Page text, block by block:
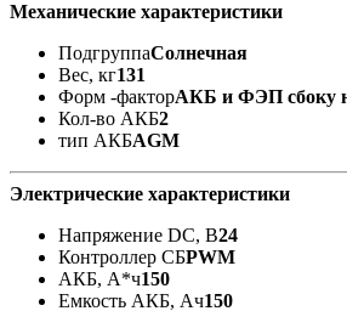
Механические характеристики
ПодгруппаСолнечная
Вес, кг131
Форм -факторАКБ и ФЭП сбоку
Кол-во АКБ2
тип АКБAGM
Электрические характеристики
Напряжение DC, В24
Контроллер СБPWM
АКБ, А*ч150
Емкость АКБ, Ач150